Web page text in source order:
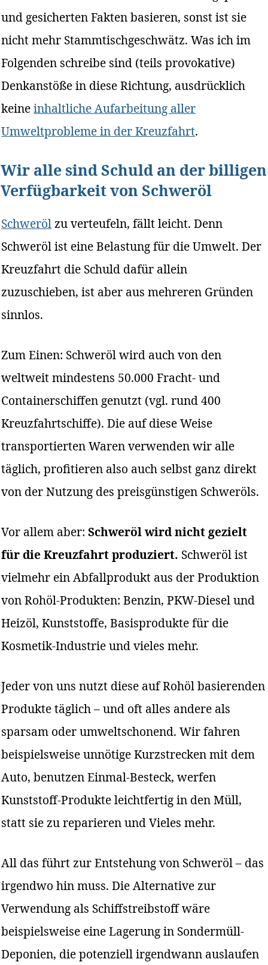
und gesicherten Fakten basieren, sonst ist sie
nicht mehr Stammtischgeschwätz. Was ich im
Folgenden schreibe sind (teils provokative)
Denkanstöße in diese Richtung, ausdrücklich
keineinhaltliche Aufarbeitung aller
Umweltprobleme in der Kreuzfahrt.
Wir alle sind Schuld an der billigen
Verfügbarkeit von Schweröl
Schwerölzu verteufeln, fällt leicht. Denn
Schweröl ist eine Belastung für die Umwelt. Der
Kreuzfahrt die Schuld dafür allein
zuzuschieben, ist aber aus mehreren Gründen
sinnlos.
Zum Einen: Schweröl wird auch von den
weltweit mindestens 50.000 Fracht- und
Containerschiffen genutzt (vgl. rund 400
Kreuzfahrtschiffe). Die auf diese Weise
transportierten Waren verwenden wir alle
täglich, profitieren also auch selbst ganz direkt
von der Nutzung des preisgünstigen Schweröls.
Vor allem aber:Schweröl wird nicht gezielt
für die Kreuzfahrt produziert. Schweröl ist
vielmehr ein Abfallprodukt aus der Produktion
von Rohöl-Produkten: Benzin, PKW-Diesel und
Heizöl, Kunststoffe, Basisprodukte für die
Kosmetik-Industrie und vieles mehr.
Jeder von uns nutzt diese auf Rohöl basierenden
Produkte täglich – und oft alles andere als
sparsam oder umweltschonend. Wir fahren
beispielsweise unnötige Kurzstrecken mit dem
Auto, benutzen Einmal-Besteck, werfen
Kunststoff-Produkte leichtfertig in den Müll,
statt sie zu reparieren und Vieles mehr.
All das führt zur Entstehung von Schweröl – das
irgendwo hin muss. Die Alternative zur
Verwendung als Schiffstreibstoff wäre
beispielsweise eine Lagerung in Sondermüll-
Deponien, die potenziell irgendwann auslaufen